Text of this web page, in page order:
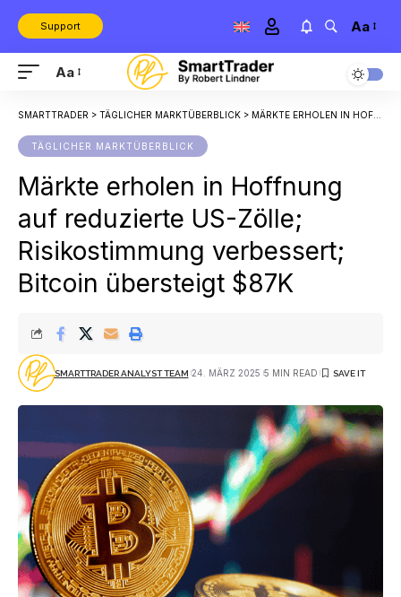
Support Aa
Aa
SMARTTRADER > TÄGLICHER MARKTÜBERBLICK > MÄRKTE ERHOLEN IN HOFFNUNG AUF REDUZIERTE US-ZÖLLE; RISIKOSTIMMUNG VERBESSERT; BITCOIN ÜBERSTEIGT $87K
TÄGLICHER MARKTÜBERBLICK
Märkte erholen in Hoffnung
auf reduzierte US-Zölle;
Risikostimmung verbessert;
Bitcoin übersteigt $87K
SMARTTRADER ANALYST TEAM 24. MÄRZ 2025 5 MIN READ